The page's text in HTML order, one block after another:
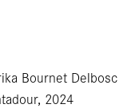
Bournet Delbosc
2024